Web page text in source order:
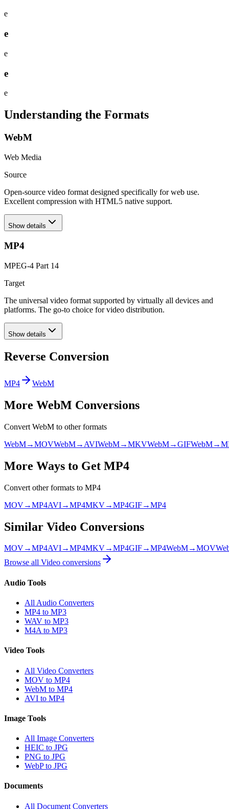
e
e
e
e
e
Understanding the Formats
WebM
Web Media
Source
Open-source video format designed specifically for web use.
Excellent compression with HTML5 native support.
Show details
MP4
MPEG-4 Part 14
Target
The universal video format supported by virtually all devices and
platforms. The go-to choice for video distribution.
Show details
Reverse Conversion
MP4 WebM
More WebM Conversions
Convert WebM to other formats
WebM→MOVWebM→ AVIWebM→MKVWebM→GIFWebM→
More Ways to Get MP4
Convert other formats to MP4
MOV→MP4AVI→MP4MKV→MP4GIF→MP4
Similar Video Conversions
MOV→MP4AVI→MP4MKV→MP4GIF→MP4WebM→MOV
Browse all Video conversions
Audio Tools
All Audio Converters
MP4 to MP3
WAV to MP3
M4A to MP3
Video Tools
All Video Converters
MOV to MP4
WebM to MP4
AVI to MP4
Image Tools
All Image Converters
HEIC to JPG
PNG to JPG
WebP to JPG
Documents
All Document Converters